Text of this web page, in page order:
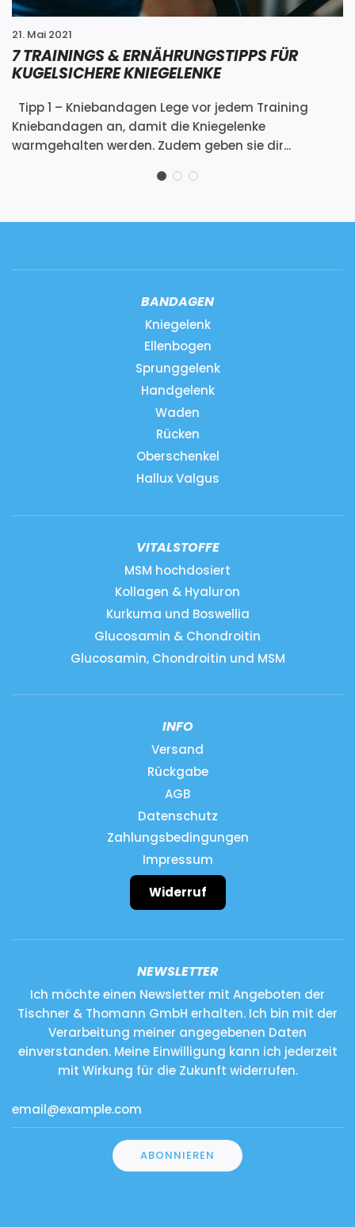
21. Mai 2021
7 TRAININGS & ERNÄHRUNGSTIPPS FÜR
KUGELSICHERE KNIEGELENKE
Tipp 1 – Kniebandagen Lege vor jedem Training
Kniebandagen an, damit die Kniegelenke
warmgehalten werden. Zudem geben sie dir...
BANDAGEN
Kniegelenk
Ellenbogen
Sprunggelenk
Handgelenk
Waden
Rücken
Oberschenkel
Hallux Valgus
VITALSTOFFE
MSM hochdosiert
Kollagen & Hyaluron
Kurkuma und Boswellia
Glucosamin & Chondroitin
Glucosamin, Chondroitin und MSM
INFO
Versand
Rückgabe
AGB
Datenschutz
Zahlungsbedingungen
Impressum
Widerruf
NEWSLETTER
Ich möchte einen Newsletter mit Angeboten der
Tischner & Thomann GmbH erhalten. Ich bin mit der
Verarbeitung meiner angegebenen Daten
einverstanden. Meine Einwilligung kann ich jederzeit
mit Wirkung für die Zukunft widerrufen.
ABONNIEREN